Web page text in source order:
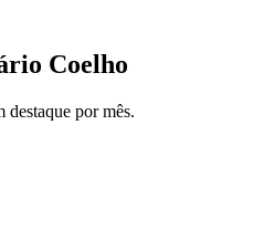
Coelho
destaque por mês.